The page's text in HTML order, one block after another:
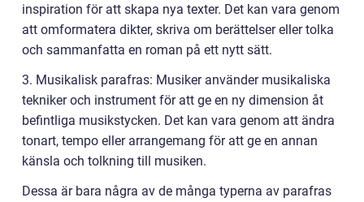
inspiration för att skapa nya texter. Det kan vara genom
att omformatera dikter, skriva om berättelser eller tolka
och sammanfatta en roman på ett nytt sätt.
3. Musikalisk parafras: Musiker använder musikaliska
tekniker och instrument för att ge en ny dimension åt
befintliga musikstycken. Det kan vara genom att ändra
tonart, tempo eller arrangemang för att ge en annan
känsla och tolkning till musiken.
Dessa är bara några av de många typerna av parafras